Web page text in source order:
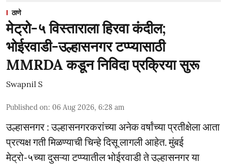
ठाणे
मेट्रो-५ विस्ताराला हिरवा कंदील;
भोईरवाडी-उल्हासनगर टप्प्यासाठी
MMRDA कडून निविदा प्रक्रिया सुरू
Swapnil S
Published on: 06 Aug 2026, 6:28 am
उल्हासनगर : उल्हासनगरकरांच्या अनेक वर्षांच्या प्रतीक्षेला आता
प्रत्यक्ष गती मिळण्याची चिन्हे दिसू लागली आहेत. मुंबई
मेट्रो-५च्या दुसऱ्या टप्प्यातील भोईरवाडी ते उल्हासनगर या